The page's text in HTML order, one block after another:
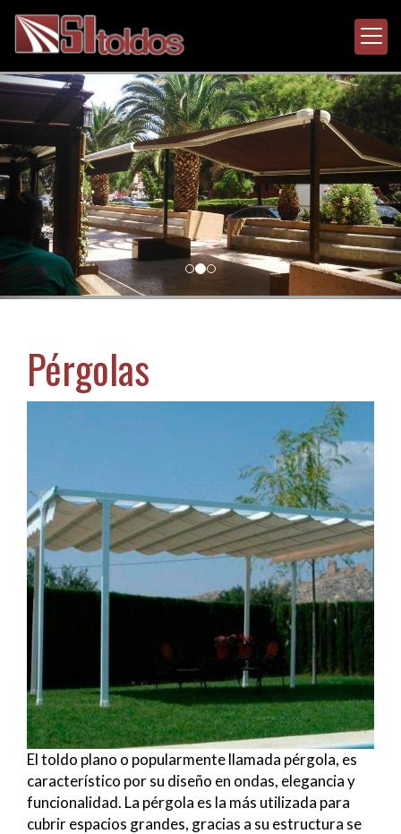
prev
Pérgolas
El toldo plano o popularmente llamada pérgola, es
característico por su diseño en ondas, elegancia y
funcionalidad. La pérgola es la más utilizada para
cubrir espacios grandes, gracias a su estructura se